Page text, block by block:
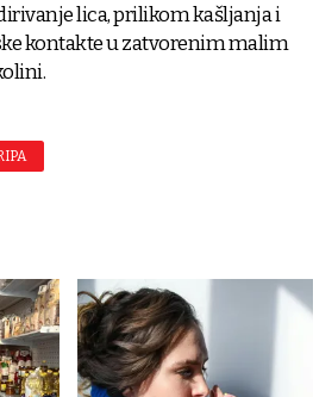
lica, prilikom kašljanja i
kontakte u zatvorenim malim